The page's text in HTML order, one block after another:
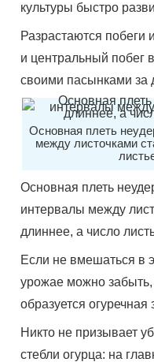
культуры быстро
Разрастаются побеги
и центральный побег
своими пасынками за
Основная плеть
между листочками
Основная плеть
интервалы между
длиннее, а число
Если не вмешаться в
урожае можно забыть,
образуется огуречная
Никто не призывает
стебли огурца: на